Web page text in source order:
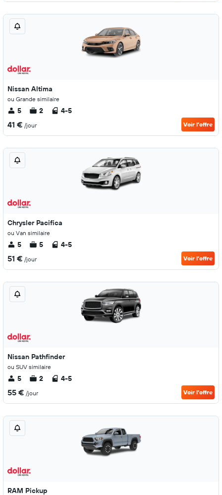
Nissan Altima
ou Grande similaire
5 2 4-5
41 € /jour Voir l’offre
Chrysler Pacifica
ou Van similaire
5 5 4-5
51 € /jour Voir l’offre
Nissan Pathfinder
ou SUV similaire
5 2 4-5
55 € /jour Voir l’offre
RAM Pickup